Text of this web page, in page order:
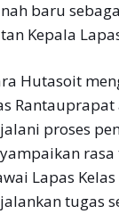
baru
Kepala
Hutasoit
proses
Lapas
tugas